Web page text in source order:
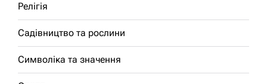
Релігія
Садівництво та рослини
Символіка та значення